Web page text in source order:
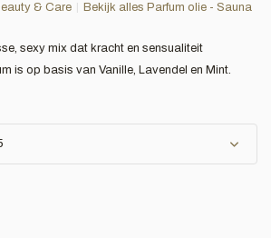
& Care Bekijk alles Parfum olie - Sauna
sexy mix dat kracht en sensualiteit
is op basis van Vanille, Lavendel en Mint.